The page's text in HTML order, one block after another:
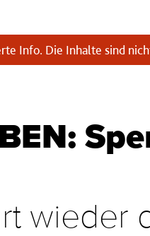
Info. Die Inhalte sind
wieder